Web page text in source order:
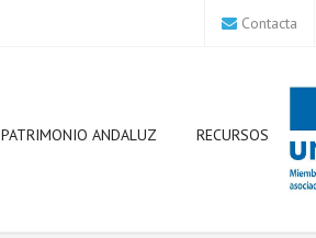
Contacta
PATRIMONIO ANDALUZ RECURSOS